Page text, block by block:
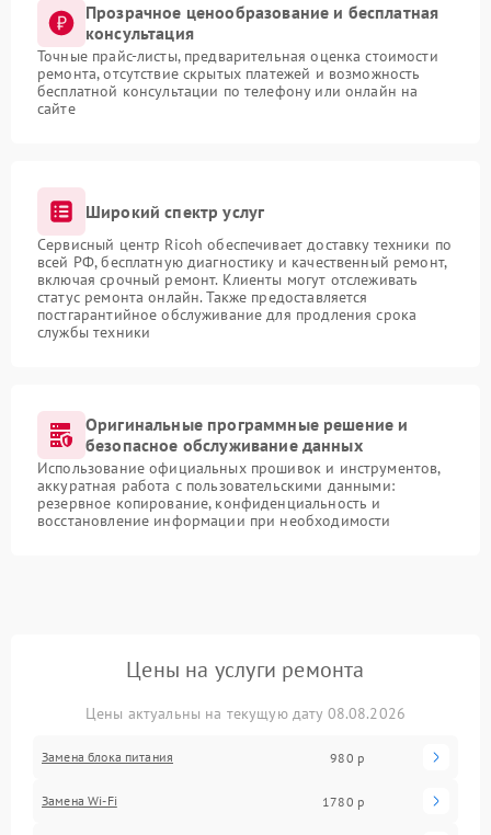
Прозрачное ценообразование и бесплатная
консультация
Точные прайс-листы, предварительная оценка стоимости
ремонта, отсутствие скрытых платежей и возможность
бесплатной консультации по телефону или онлайн на
сайте
Широкий спектр услуг
Сервисный центр Ricoh обеспечивает доставку техники по
всей РФ, бесплатную диагностику и качественный ремонт,
включая срочный ремонт. Клиенты могут отслеживать
статус ремонта онлайн. Также предоставляется
постгарантийное обслуживание для продления срока
службы техники
Оригинальные программные решение и
безопасное обслуживание данных
Использование официальных прошивок и инструментов,
аккуратная работа с пользовательскими данными:
резервное копирование, конфиденциальность и
восстановление информации при необходимости
Цены на услуги ремонта
Цены актуальны на текущую дату 08.08.2026
Замена блока питания 980 р
Замена Wi-Fi 1780 р